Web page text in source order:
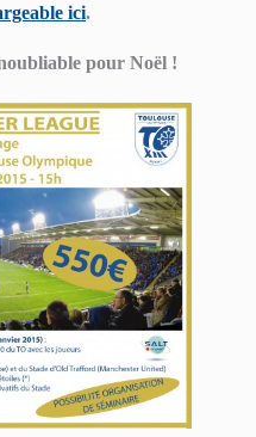
ici.
pour Noël !